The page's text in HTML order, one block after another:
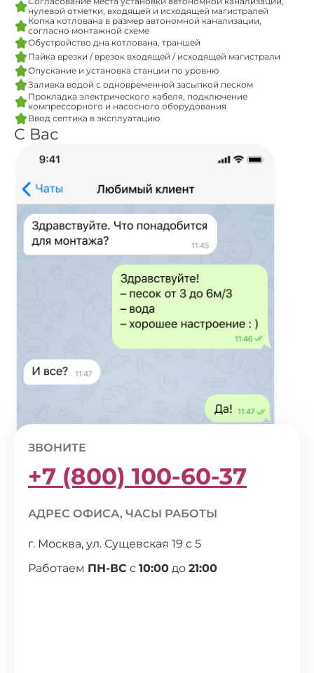
нулевой отметки, входящей и исходящей магистралей
Копка котлована в размер автономной канализации,
согласно монтажной схеме
Обустройство дна котлована, траншей
Пайка врезки / врезок входящей / исходящей магистрали
Опускание и установка станции по уровню
Заливка водой с одновременной засыпкой песком
Прокладка электрического кабеля, подключение
компрессорного и насосного оборудования
Ввод септика в эксплуатацию
С Вас
ЗВОНИТЕ
+7 (800) 100-60-37
АДРЕС ОФИСА, ЧАСЫ РАБОТЫ
г. Москва, ул. Сущевская 19 с 5
Работаем ПН-ВС с 10:00 до 21:00